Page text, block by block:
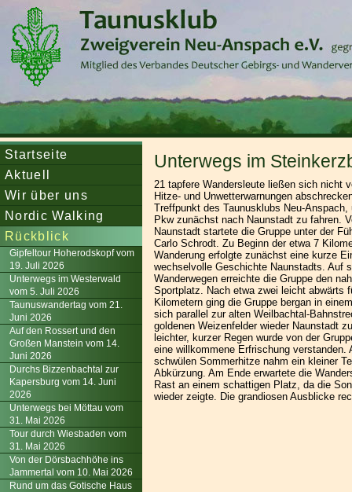
Startseite
Aktuell
Wir über uns
Nordic Walking
Rückblick
Gipfeltour Hoherodskopf vom
19. Juli 2026
Unterwegs im Westerwald
vom 5. Juli 2026
Taunuswandertag vom 21.
Juni 2026
Auf den Rossert und den
Großen Manstein vom 14.
Juni 2026
Durchs Bizzenbachtal zur
Kapersburg vom 14. Juni
2026
Unterwegs bei Möttau vom
31. Mai 2026
Tour durch Wiesbaden vom
31. Mai 2026
Von der Dörsbachhöhe ins
Jammertal vom 10. Mai 2026
Rund um das Gotische Haus
Unterwegs im
21 tapfere Wandersleute ließen sich nicht
Hitze- und Unwetterwarnungen
Treffpunkt des Taunusklubs Neu-
Pkw zunächst nach Naunstadt zu fahren.
Naunstadt startete die Gruppe unter der
Carlo Schrodt. Zu Beginn der etwa 7
Wanderung erfolgte zunächst eine kurze
wechselvolle Geschichte Naunstadts. Auf
Wanderwegen erreichte die Gruppe den
Sportplatz. Nach etwa zwei leicht abwärts
Kilometern ging die Gruppe bergan in
sich parallel zur alten Weilbachtal-
goldenen Weizenfelder wieder Naunstadt
leichter, kurzer Regen wurde von der
eine willkommene Erfrischung verstanden.
schwülen Sommerhitze nahm ein kleiner
Abkürzung. Am Ende erwartete die
Rast an einem schattigen Platz, da die
wieder zeigte. Die grandiosen Ausblicke